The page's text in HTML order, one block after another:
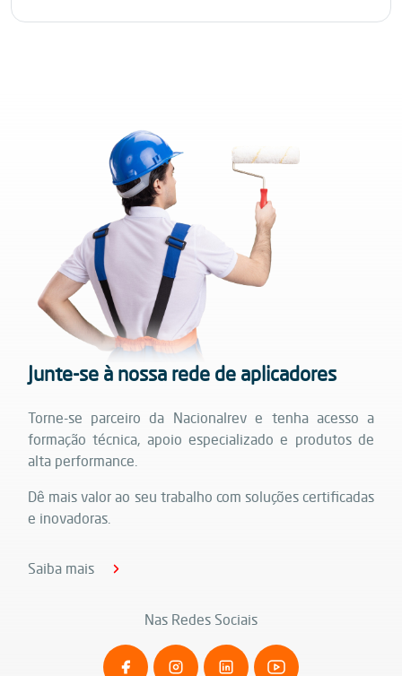
Junte-se à nossa rede de aplicadores
Torne-se parceiro da Nacionalrev e tenha acesso a
formação técnica, apoio especializado e produtos de
alta performance.
Dê mais valor ao seu trabalho com soluções certificadas
e inovadoras.
Saiba mais
Nas Redes Sociais